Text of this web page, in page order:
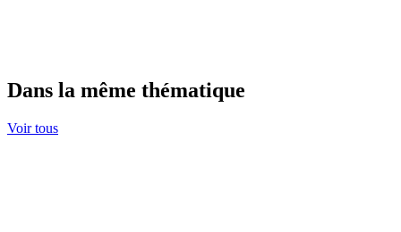
Dans la même thématique
Voir tous